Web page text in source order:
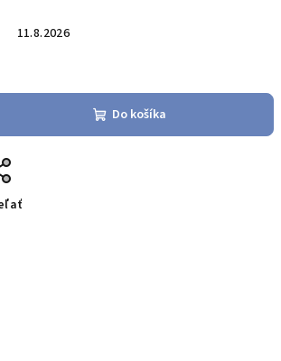
11.8.2026
Do košíka